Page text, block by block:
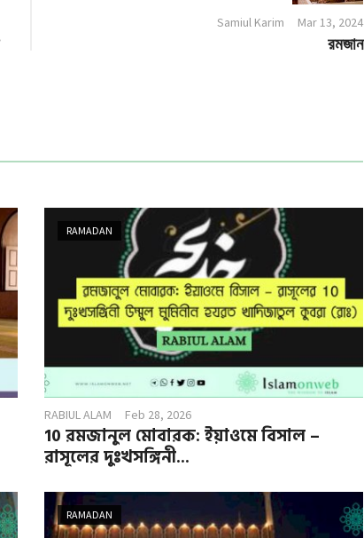
Samiul Karim Mar 13, 2024
রমজান
RAMADAN
RABIUL ALAM Feb 28, 2026
10 রমজানুল মোবারক: ইয়াওমে বিসাল –
রাসূলের দুঃখসঙ্গিনী...
RAMADAN